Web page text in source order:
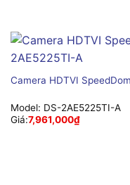
Camera HDTVI
Model: DS-2AE5225TI-A
Giá:7,961,000₫